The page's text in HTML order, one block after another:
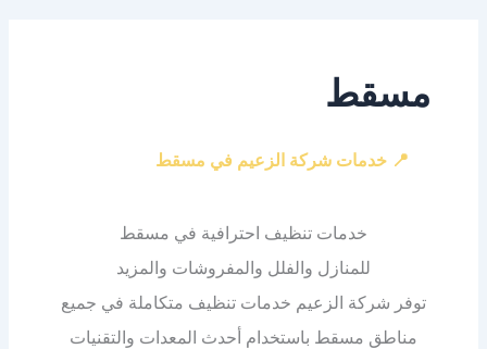
مسقط
📍 خدمات شركة الزعيم في مسقط
خدمات تنظيف احترافية في مسقط
للمنازل والفلل والمفروشات والمزيد
توفر شركة الزعيم خدمات تنظيف متكاملة في جميع
مناطق مسقط باستخدام أحدث المعدات والتقنيات